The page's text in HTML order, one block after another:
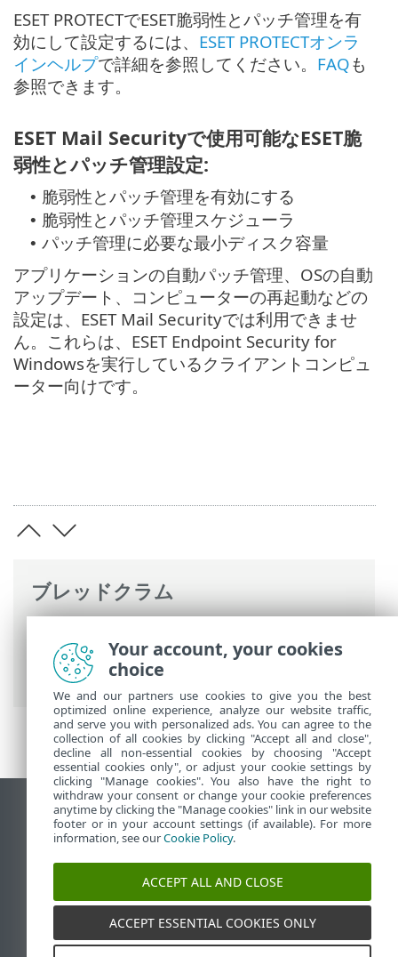
ブレッドクラム
Security >基本操作> ESET脆弱性とパッチ
管理
ESET PROTECTでESET脆弱性とパッチ管理を有
効にして設定するには、 ESET PROTECTオンラ
インヘルプで詳細を参照してください。 FAQも
参照できます。
ESET Mail Securityで使用可能なESET脆
弱性とパッチ管理設定:
• 脆弱性とパッチ管理を有効にする
• 脆弱性とパッチ管理スケジューラ
• パッチ管理に必要な最小ディスク容量
アプリケーションの自動パッチ管理、OSの自動
アップデート、コンピューターの再起動などの
設定は、ESET Mail Securityでは利用できませ
ん。これらは、ESET Endpoint Security for
Windowsを実行しているクライアントコンピュ
ーター向けです。
デスクトップサイトの表示
End of Life
ESETナレッジベース
ESETフォーラム
ESET Status Portal
地域サポート
Your account, your cookies
choice
We and our partners use cookies to give you the best
optimized online experience, analyze our website traffic,
and serve you with personalized ads. You can agree to the
collection of all cookies by clicking "Accept all and close",
decline all non-essential cookies by choosing "Accept
essential cookies only", or adjust your cookie settings by
clicking "Manage cookies". You also have the right to
withdraw your consent or change your cookie preferences
anytime by clicking the "Manage cookies" link in our website
footer or in your account settings (if available). For more
information, see ourCookie Policy.
ACCEPT ALL AND CLOSE
ACCEPT ESSENTIAL COOKIES ONLY